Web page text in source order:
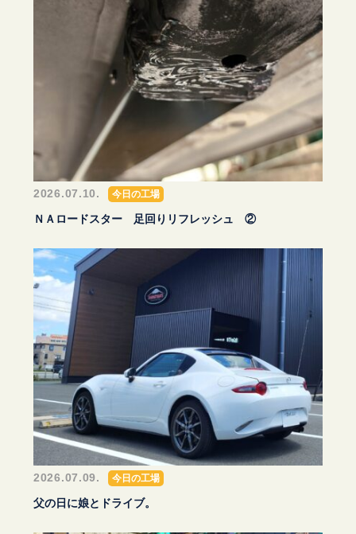
2026.07.10. 今日の工場
ＮＡロードスター 足回りリフレッシュ ②
2026.07.09. 今日の工場
父の日に娘とドライブ。